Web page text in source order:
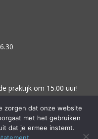
praktijk om 15.00 uur!
zorgen dat onze website
met het gebruiken
dat je ermee instemt.